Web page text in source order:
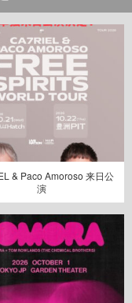
& Paco Amoroso 来日公
演